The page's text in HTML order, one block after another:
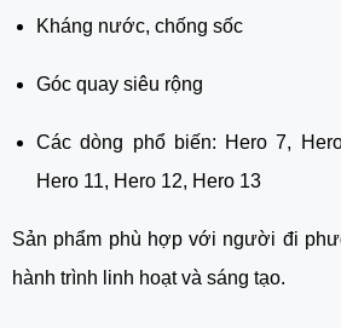
Kháng nước, chống sốc
Góc quay siêu rộng
Các dòng phổ biến: Hero 7,
Hero 11, Hero 12, Hero 13
Sản phẩm phù hợp với người đi
hành trình linh hoạt và sáng tạo.